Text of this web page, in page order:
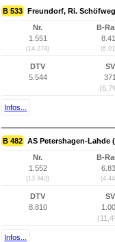
B 533 Freundorf, Ri.
Nr.
1.551
(14.274)
B-
DTV
5.544
SV
371
Infos...
B 482 AS Petershagen-Lahde
Nr.
1.552
(13.943)
B-
DTV
8.810
SV
Infos...